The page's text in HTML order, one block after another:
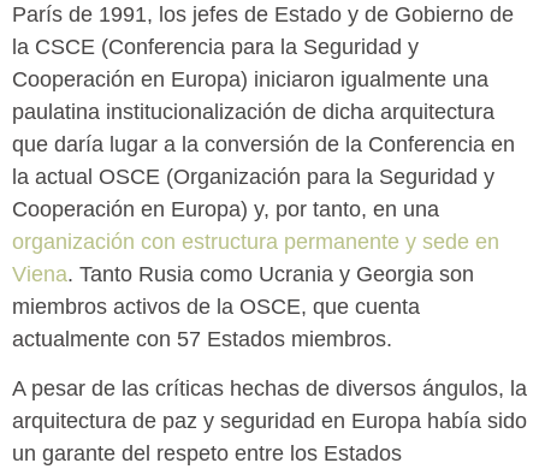
París de 1991, los jefes de Estado y de Gobierno de
la CSCE (Conferencia para la Seguridad y
Cooperación en Europa) iniciaron igualmente una
paulatina institucionalización de dicha arquitectura
que daría lugar a la conversión de la Conferencia en
la actual OSCE (Organización para la Seguridad y
Cooperación en Europa) y, por tanto, en una
organización con estructura permanente y sede en
Viena. Tanto Rusia como Ucrania y Georgia son
miembros activos de la OSCE, que cuenta
actualmente con 57 Estados miembros.
A pesar de las críticas hechas de diversos ángulos, la
arquitectura de paz y seguridad en Europa había sido
un garante del respeto entre los Estados